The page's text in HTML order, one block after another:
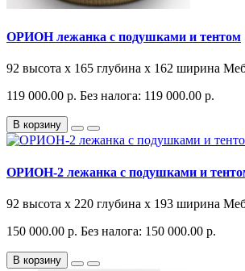
ОРИОН лежанка с подушками и тентом
92 высота x 165 глубина x 162 ширина
119 000.00 р. Без налога: 119 000.00 р.
В корзину
ОРИОН-2 лежанка с подушками и
92 высота x 220 глубина x 193 ширина
150 000.00 р. Без налога: 150 000.00 р.
В корзину